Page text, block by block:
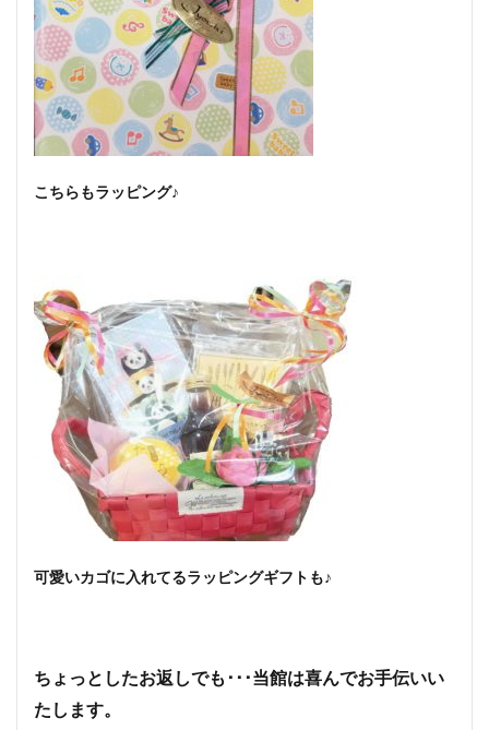
こちらもラッピング♪
可愛いカゴに入れてるラッピングギフトも♪
ちょっとしたお返しでも･･･当館は喜んでお手伝いい
たします。